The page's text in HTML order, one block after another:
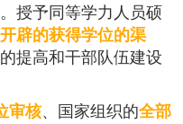
授予同等学力人员硕
辟的获得学位的渠
提高和干部队伍建设
审核、国家组织的全部